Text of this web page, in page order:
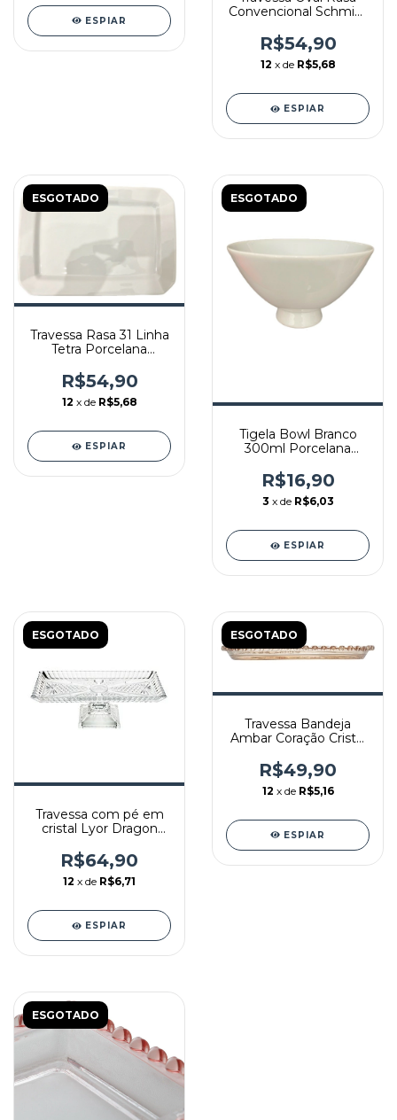
ESPIAR
Convencional Schmidt
R$54,90
12 x de R$5,68
ESPIAR
ESGOTADO
Travessa Rasa 31 Linha
Tetra Porcelana
R$54,90
12 x de R$5,68
ESPIAR
ESGOTADO
Tigela Bowl Branco
300ml Porcelana
R$16,90
3 x de R$6,03
ESPIAR
ESGOTADO
Travessa com pé em
cristal Lyor Dragon
R$64,90
12 x de R$6,71
ESPIAR
ESGOTADO
Travessa Bandeja
Ambar Coração Cristal
R$49,90
12 x de R$5,16
ESPIAR
ESGOTADO